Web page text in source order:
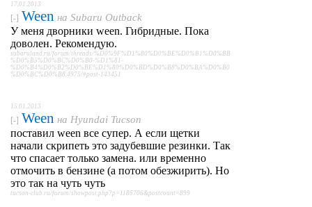
17.01.2013
[-] Ween на Subaru Outback
У меня дворники ween. Гибридные. Пока
доволен. Рекомендую.
subaruland.ru/forum/threads/%D0%9F%D1%80%D0%BE%D0%B1%D0%BB
%D0%B5%D0%BC%D0%B0-%D1%81-
%D0%B4%D0%B2%D0%BE%D1%80%D0%BD%D0%B8%D0%BA%D0%B0
%D0%BC%D0%B8.4975/#post-143451
15.01.2013
[-] Ween на Hyundai Tucson
поставил ween все супер. А если щетки
начали скрипеть это задубевшие резинки. Так
что спасает только замена. или временно
отмочить в бензине (а потом обезжирить). Но
это так на чуть чуть
tucson-club.ru/forum/showpost.php?p=1186706&postcount=899